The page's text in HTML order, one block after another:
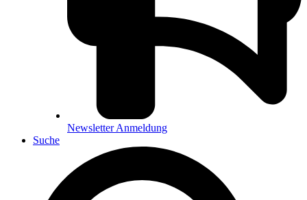
Newsletter Anmeldung
Suche